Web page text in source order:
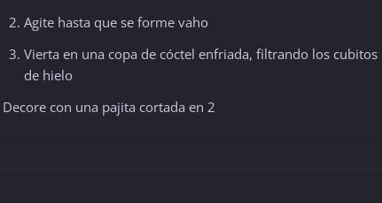
Agite hasta que se forme vaho
Vierta en una copa de cóctel enfriada, filtrando los cubitos
de hielo
Decore con una pajita cortada en 2